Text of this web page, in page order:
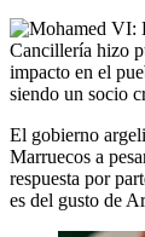
Cancillería hizo
impacto en el
siendo un socio
El gobierno
Marruecos a
respuesta por
es del gusto de